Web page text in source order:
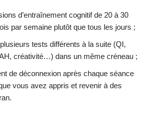
d’entraînement cognitif de 20 à 30
par semaine plutôt que tous les jours ;
tests différents à la suite (QI,
créativité…) dans un même créneau ;
de déconnexion après chaque séance
vous avez appris et revenir à des